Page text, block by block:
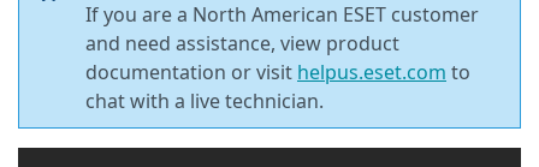
If you are a North American ESET customer
and need assistance, view product
documentation or visit helpus.eset.com to
chat with a live technician.